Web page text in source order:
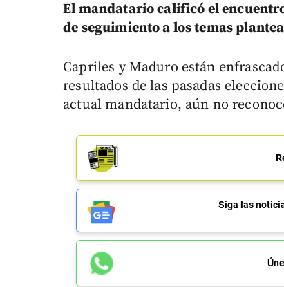
El mandatario calificó el
de seguimiento a los temas
Capriles y Maduro están
resultados de las pasadas
actual mandatario, aún no
Siga las